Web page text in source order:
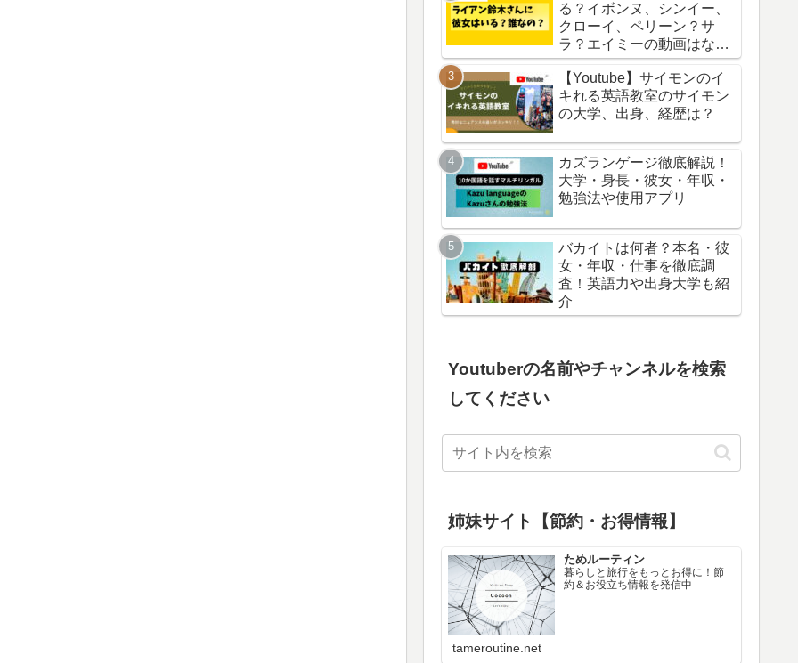
る？イボンヌ、シンイー、
クローイ、ペリーン？サ
ラ？エイミーの動画はなぜ
削除？
【Youtube】サイモンのイ
キれる英語教室のサイモン
の大学、出身、経歴は？
カズランゲージ徹底解説！
大学・身長・彼女・年収・
勉強法や使用アプリ
バカイトは何者？本名・彼
女・年収・仕事を徹底調
査！英語力や出身大学も紹
介
Youtuberの名前やチャンネルを検索
してください
姉妹サイト【節約・お得情報】
ためルーティン
暮らしと旅行をもっとお得に！節
約＆お役立ち情報を発信中
tameroutine.net